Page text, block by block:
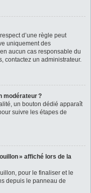
d’une règle peut
uniquement des
aucun cas responsable du
contactez un administrateur.
modérateur ?
un bouton dédié apparaît
suivre les étapes de
» affiché lors de la
pour le finaliser et le
depuis le panneau de